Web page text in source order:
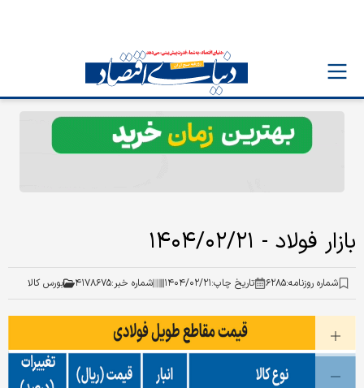
بازار فولاد - ۱۴۰۴/۰۲/۲۱
شماره روزنامه:۶۲۸۵ تاریخ چاپ:۱۴۰۴/۰۲/۲۱ شماره خبر:۴۱۷۸۶۷۵ بورس کالا